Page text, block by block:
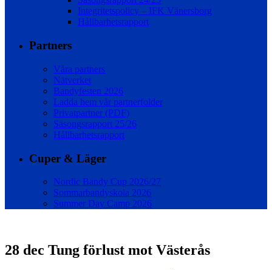
Integritetspolicy – IFK Vänersborg
Hållbarhetsrapport
Partners
Våra partners
Nätverket
Bandyfesten 2026
Ladda hem vår partnerfolder
Privatpartner (PDF)
Säsongsrapport 25/26
Hållbarhetsrapport
Cuper & Läger
Nordic Bandy Cup 2026/27
Sommarbandyskola 2026
Summer Day Camp 2026
28 dec Tung förlust mot Västerås